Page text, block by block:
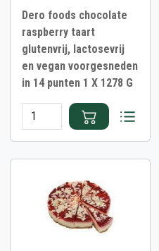
Dero foods chocolate
raspberry taart
glutenvrij, lactosevrij
en vegan voorgesneden
in 14 punten 1 X 1278 G